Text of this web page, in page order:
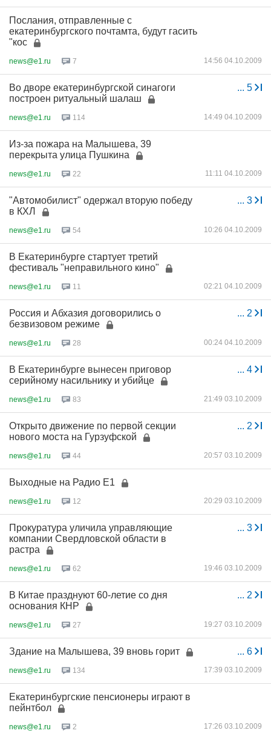
Послания, отправленные с
екатеринбургского почтамта, будут гасить
"кос
news@e1.ru 7 14:56 04.10.2009
... 5
Во дворе екатеринбургской синагоги
построен ритуальный шалаш
news@e1.ru 114 14:49 04.10.2009
Из-за пожара на Малышева, 39
перекрыта улица Пушкина
news@e1.ru 22 11:11 04.10.2009
... 3
"Автомобилист" одержал вторую победу
в КХЛ
news@e1.ru 54 10:26 04.10.2009
В Екатеринбурге стартует третий
фестиваль "неправильного кино"
news@e1.ru 11 02:21 04.10.2009
... 2
Россия и Абхазия договорились о
безвизовом режиме
news@e1.ru 28 00:24 04.10.2009
... 4
В Екатеринбурге вынесен приговор
серийному насильнику и убийце
news@e1.ru 83 21:49 03.10.2009
... 2
Открыто движение по первой секции
нового моста на Гурзуфской
news@e1.ru 44 20:57 03.10.2009
Выходные на Радио Е1
news@e1.ru 12 20:29 03.10.2009
... 3
Прокуратура уличила управляющие
компании Свердловской области в
растра
news@e1.ru 62 19:46 03.10.2009
... 2
В Китае празднуют 60-летие со дня
основания КНР
news@e1.ru 27 19:27 03.10.2009
... 6
Здание на Малышева, 39 вновь горит
news@e1.ru 134 17:39 03.10.2009
Екатеринбургские пенсионеры играют в
пейнтбол
news@e1.ru 2 17:26 03.10.2009